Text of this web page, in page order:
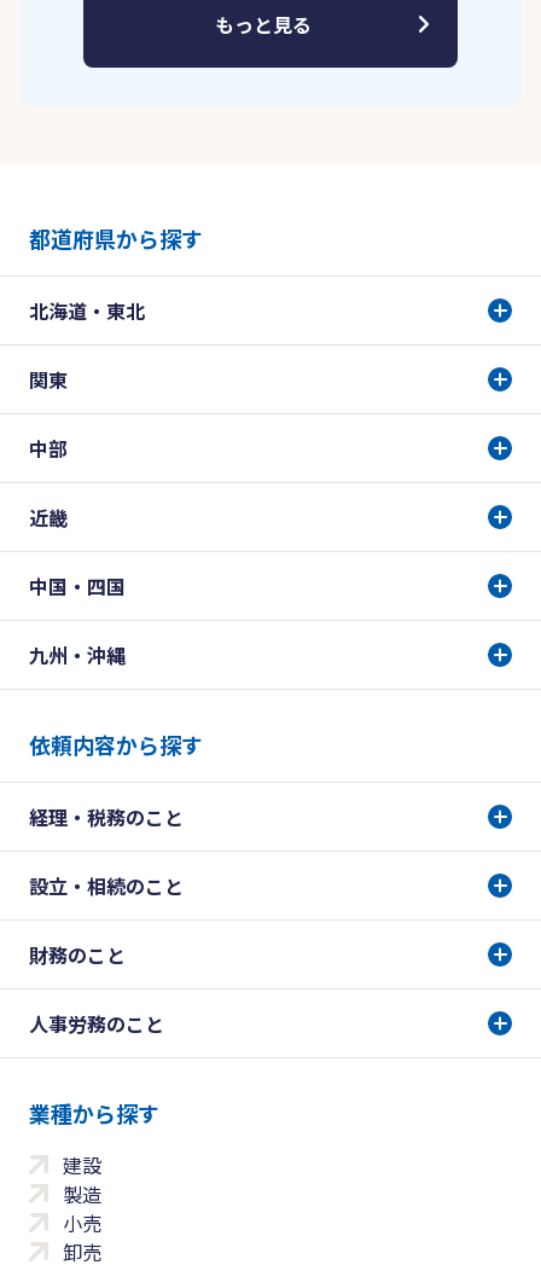
もっと見る
都道府県から探す
北海道・東北
関東
中部
近畿
中国・四国
九州・沖縄
依頼内容から探す
経理・税務のこと
設立・相続のこと
財務のこと
人事労務のこと
業種から探す
建設
製造
小売
卸売